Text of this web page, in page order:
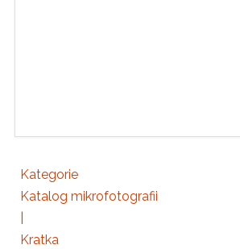
Kategorie
Katalog mikrofotografii
Kratka